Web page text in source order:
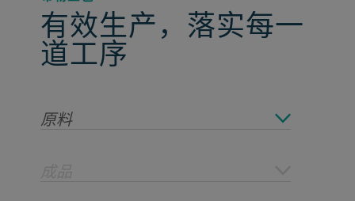
有效生产，落实每一
道工序
原料